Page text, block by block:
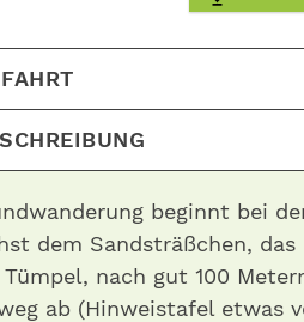
beginnt bei
dem Sandsträßchen,
Tümpel, nach gut 100
ab (Hinweistafel etwas